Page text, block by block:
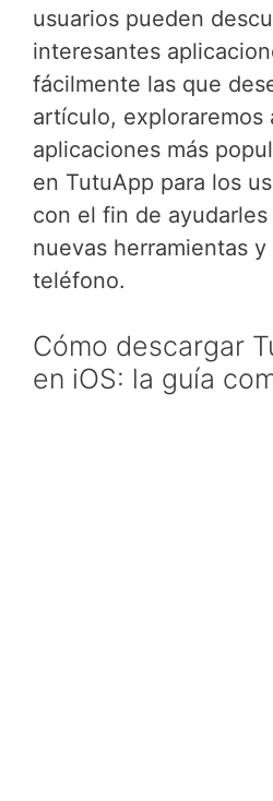
usuarios pueden
interesantes
fácilmente las que
artículo, exploraremos
aplicaciones más
en TutuApp para los
con el fin de
nuevas herramientas
teléfono.
Cómo descargar
en iOS: la guía